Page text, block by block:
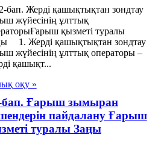
бап. Жерді қашықтықтан зондтау
жүйесінің ұлттық
қызметі туралы
1. Жерді қашықтықтан зондтау
жүйесінің ұлттық операторы –
қашықт...
оқу »
бап. Ғарыш зымыран
пайдалану Ғарыш
туралы Заңы